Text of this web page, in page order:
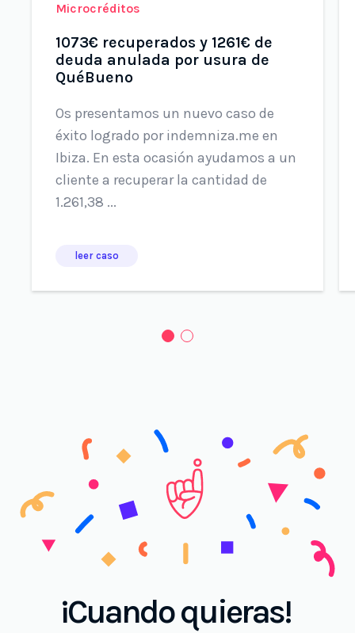
Microcréditos
1073€ recuperados y 1261€ de
deuda anulada por usura de
QuéBueno
Os presentamos un nuevo caso de
éxito logrado por indemniza.me en
Ibiza. En esta ocasión ayudamos a un
cliente a recuperar la cantidad de
1.261,38 ...
leer caso
¡Cuando quieras!